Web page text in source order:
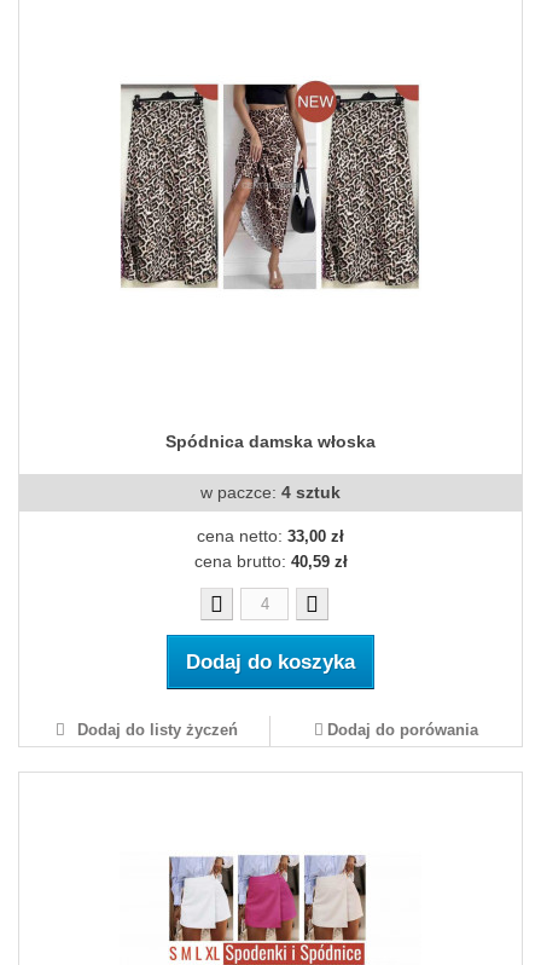
Spódnica damska włoska
w paczce: 4 sztuk
cena netto: 33,00 zł
cena brutto: 40,59 zł
Dodaj do koszyka
Dodaj do listy życzeń Dodaj do porówania